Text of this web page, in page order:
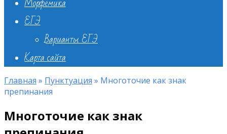
ЕГЭ
Варианты ЕГЭ
Карта сайта
Главная » Пунктуация » Многоточие как знак
препинания
Многоточие как знак